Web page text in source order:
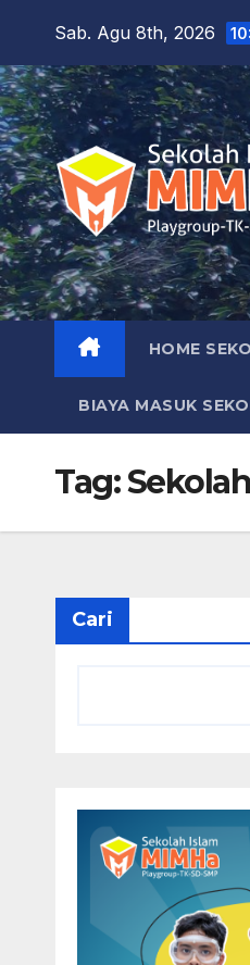
content
Sab. Agu 8th, 2026
HOME
BIAYA MASUK
Tag:
Cari